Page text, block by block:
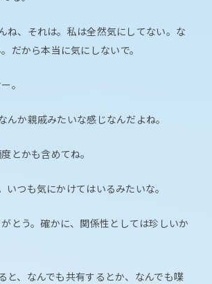
ね、それは。私は全然気にしてない。な
だから本当に気にしないで。
。
んか親戚みたいな感じなんだよね。
とかも含めてね。
いつも気にかけてはいるみたいな。
とう。確かに、関係性としては珍しいか
と、なんでも共有するとか、なんでも喋